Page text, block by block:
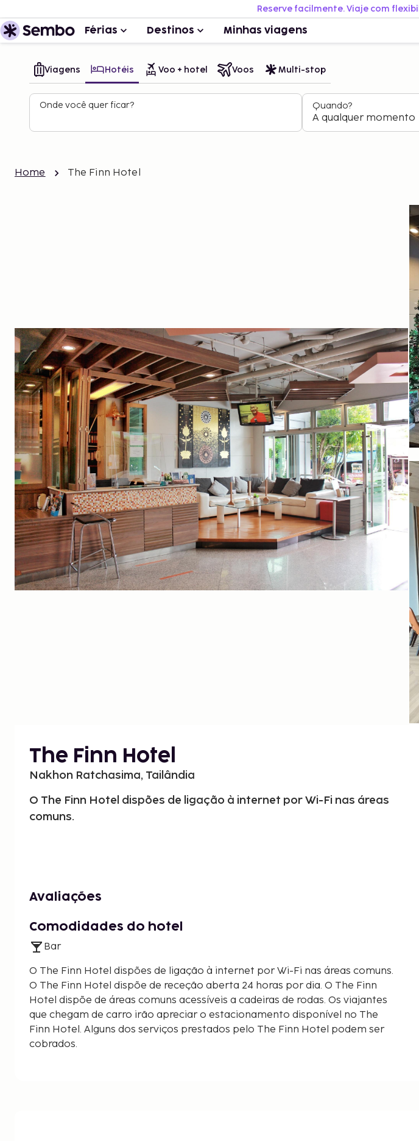
Reserve facilmente. Viaje com
Férias Destinos Minhas viagens
Viagens Hotéis Voo + hotel Voos Multi-stop
Onde você quer ficar? Quando?
A qualquer momento
Home The Finn Hotel
The Finn Hotel
Nakhon Ratchasima, Tailândia
O The Finn Hotel dispões de ligação à internet por Wi-Fi nas áreas
comuns.
Avaliações
Comodidades do hotel
Bar
O The Finn Hotel dispões de ligação à internet por Wi-Fi nas áreas comuns.
O The Finn Hotel dispõe de receção aberta 24 horas por dia. O The Finn
Hotel dispõe de áreas comuns acessíveis a cadeiras de rodas. Os viajantes
que chegam de carro irão apreciar o estacionamento disponível no The
Finn Hotel. Alguns dos serviços prestados pelo The Finn Hotel podem ser
cobrados.